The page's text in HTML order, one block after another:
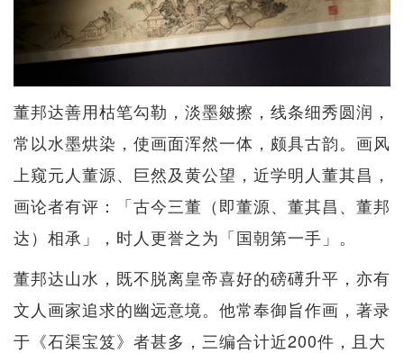
董邦达善用枯笔勾勒，淡墨皴擦，线条细秀圆润，
常以水墨烘染，使画面浑然一体，颇具古韵。画风
上窥元人董源、巨然及黄公望，近学明人董其昌，
画论者有评：「古今三董（即董源、董其昌、董邦
达）相承」，时人更誉之为「国朝第一手」。
董邦达山水，既不脱离皇帝喜好的磅礡升平，亦有
文人画家追求的幽远意境。他常奉御旨作画，著录
于《石渠宝笈》者甚多，三编合计近200件，且大